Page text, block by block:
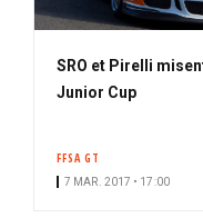
SRO et Pirelli
Junior Cup
FFSA GT
7 MAR. 2017 • 17:00